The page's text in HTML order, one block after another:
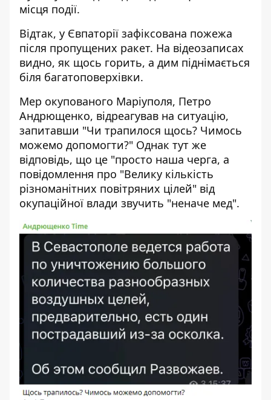
місця події.
Відтак, у Євпаторії зафіксована пожежа
після пропущених ракет. На відеозаписах
видно, як щось горить, а дим піднімається
біля багатоповерхівки.
Мер окупованого Маріуполя, Петро
Андрющенко, відреагував на ситуацію,
запитавши "Чи трапилося щось? Чимось
можемо допомогти?" Однак тут же
відповідь, що це "просто наша черга, а
повідомлення про "Велику кількість
різноманітних повітряних цілей" від
окупаційної влади звучить "неначе мед".